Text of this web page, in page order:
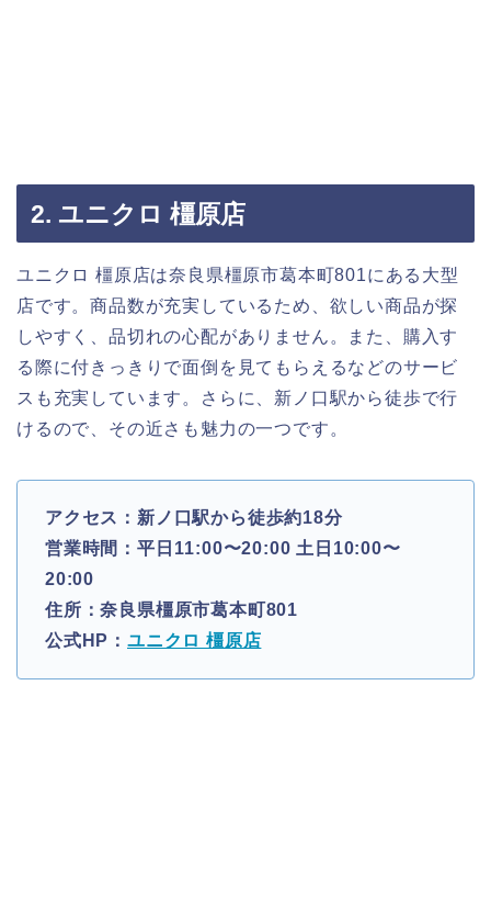
2. ユニクロ 橿原店
ユニクロ 橿原店は奈良県橿原市葛本町801にある大型
店です。商品数が充実しているため、欲しい商品が探
しやすく、品切れの心配がありません。また、購入す
る際に付きっきりで面倒を見てもらえるなどのサービ
スも充実しています。さらに、新ノ口駅から徒歩で行
けるので、その近さも魅力の一つです。
アクセス：新ノ口駅から徒歩約18分
営業時間：平日11:00〜20:00 土日10:00〜
20:00
住所：奈良県橿原市葛本町801
公式HP： ユニクロ 橿原店